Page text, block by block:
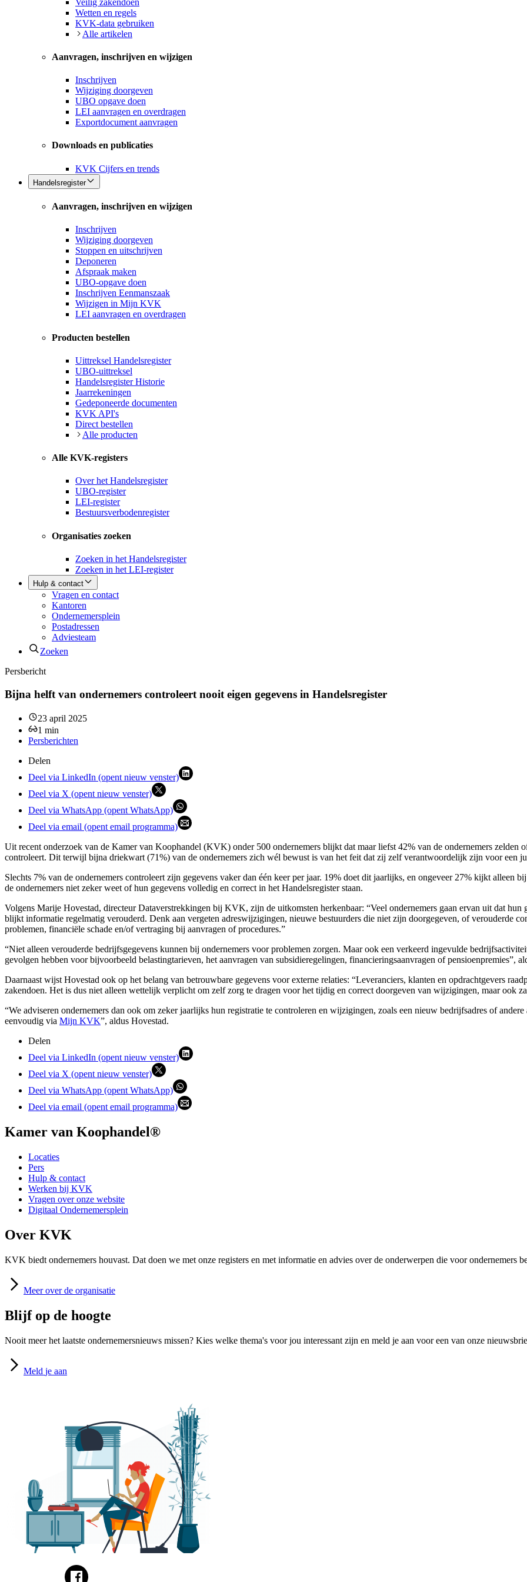
Wetten en regels
KVK-data gebruiken
Alle artikelen
Aanvragen, inschrijven en wijzigen
Inschrijven
Wijziging doorgeven
UBO opgave doen
LEI aanvragen en overdragen
Exportdocument aanvragen
Downloads en publicaties
KVK Cijfers en trends
Handelsregister
Aanvragen, inschrijven en wijzigen
Inschrijven
Wijziging doorgeven
Stoppen en uitschrijven
Deponeren
Afspraak maken
UBO-opgave doen
Inschrijven Eenmanszaak
Wijzigen in Mijn KVK
LEI aanvragen en overdragen
Producten bestellen
Uittreksel Handelsregister
UBO-uittreksel
Handelsregister Historie
Jaarrekeningen
Gedeponeerde documenten
KVK API's
Direct bestellen
Alle producten
Alle KVK-registers
Over het Handelsregister
UBO-register
LEI-register
Bestuursverbodenregister
Organisaties zoeken
Zoeken in het Handelsregister
Zoeken in het LEI-register
Hulp & contact
Vragen en contact
Kantoren
Ondernemersplein
Postadressen
Adviesteam
Zoeken
Persbericht
Bijna helft van ondernemers controleert nooit eigen gegevens in Handelsregister
23 april 2025
1 min
Persberichten
Delen
Deel via LinkedIn (opent nieuw venster)
Deel via X (opent nieuw venster)
Deel via WhatsApp (opent WhatsApp)
Deel via email (opent email programma)
Uit recent onderzoek van de Kamer van Koophandel (KVK) onder 500 ondernemers blijkt dat maar liefst 42% van de ondernemers
controleert. Dit terwijl bijna driekwart (71%) van de ondernemers zich wél bewust is van het feit dat zij zelf verantwoordelijk zijn voor een
Slechts 7% van de ondernemers controleert zijn gegevens vaker dan één keer per jaar. 19% doet dit jaarlijks, en ongeveer 27% kijkt
de ondernemers niet zeker weet of hun gegevens volledig en correct in het Handelsregister staan.
Volgens Marije Hovestad, directeur Dataverstrekkingen bij KVK, zijn de uitkomsten herkenbaar: “Veel ondernemers gaan ervan uit dat
blijkt informatie regelmatig verouderd. Denk aan vergeten adreswijzigingen, nieuwe bestuurders die niet zijn doorgegeven, of verouderde
problemen, financiële schade en/of vertraging bij aanvragen of procedures.”
“Niet alleen verouderde bedrijfsgegevens kunnen bij ondernemers voor problemen zorgen. Maar ook een verkeerd ingevulde
gevolgen hebben voor bijvoorbeeld belastingtarieven, het aanvragen van subsidieregelingen, financieringsaanvragen of pensioenpremies”,
Daarnaast wijst Hovestad ook op het belang van betrouwbare gegevens voor externe relaties: “Leveranciers, klanten en opdrachtgevers
zakendoen. Het is dus niet alleen wettelijk verplicht om zelf zorg te dragen voor het tijdig en correct doorgeven van wijzigingen, maar ook
“We adviseren ondernemers dan ook om zeker jaarlijks hun registratie te controleren en wijzigingen, zoals een nieuw bedrijfsadres of
eenvoudig via Mijn KVK”, aldus Hovestad.
Delen
Deel via LinkedIn (opent nieuw venster)
Deel via X (opent nieuw venster)
Deel via WhatsApp (opent WhatsApp)
Deel via email (opent email programma)
Kamer van Koophandel®
Locaties
Pers
Hulp & contact
Werken bij KVK
Vragen over onze website
Digitaal Ondernemersplein
Over KVK
KVK biedt ondernemers houvast. Dat doen we met onze registers en met informatie en advies over de onderwerpen die voor ondernemers
Meer over de organisatie
Blijf op de hoogte
Nooit meer het laatste ondernemersnieuws missen? Kies welke thema's voor jou interessant zijn en meld je aan voor een van onze
Meld je aan